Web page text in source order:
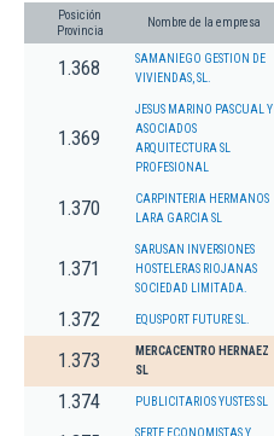
Posición
Provincia
Nombre de la empresa
1.368
SAMANIEGO GESTION DE
VIVIENDAS, SL.
1.369
JESUS MARINO PASCUAL Y
ASOCIADOS
ARQUITECTURA SL
PROFESIONAL
1.370
CARPINTERIA HERMANOS
LARA GARCIA SL
1.371
SARUSAN INVERSIONES
HOSTELERAS RIOJANAS
SOCIEDAD LIMITADA.
1.372 EQUSPORT FUTURE SL.
1.373
MERCACENTRO HERNAEZ
SL
1.374 PUBLICITARIOS YUSTES SL